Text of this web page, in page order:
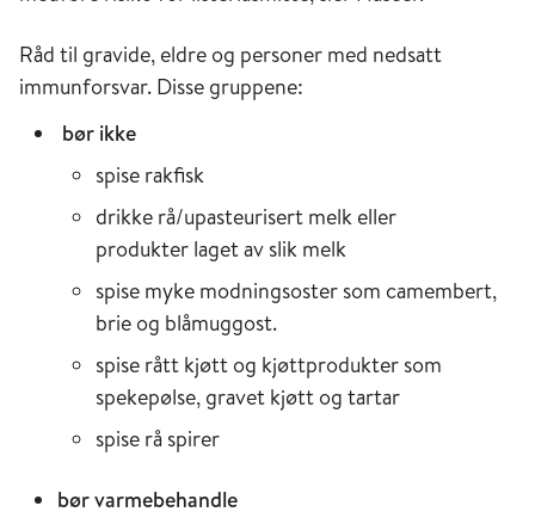
Råd til gravide, eldre og personer med nedsatt
immunforsvar. Disse gruppene:
bør ikke
spise rakfisk
drikke rå/upasteurisert melk eller
produkter laget av slik melk
spise myke modningsoster som camembert,
brie og blåmuggost.
spise rått kjøtt og kjøttprodukter som
spekepølse, gravet kjøtt og tartar
spise rå spirer
bør varmebehandle